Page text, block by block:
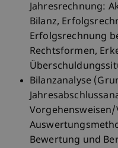
Jahresrechnung:
Bilanz,
Erfolgsrechnung
Rechtsformen,
Bilanzanalyse
Bewertung und